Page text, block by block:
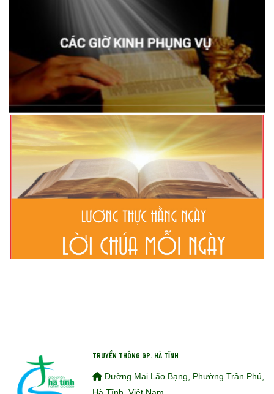
TRUYỀN THÔNG GP. HÀ TĨNH
Đường Mai Lão Bạng, Phường Trần Phú,